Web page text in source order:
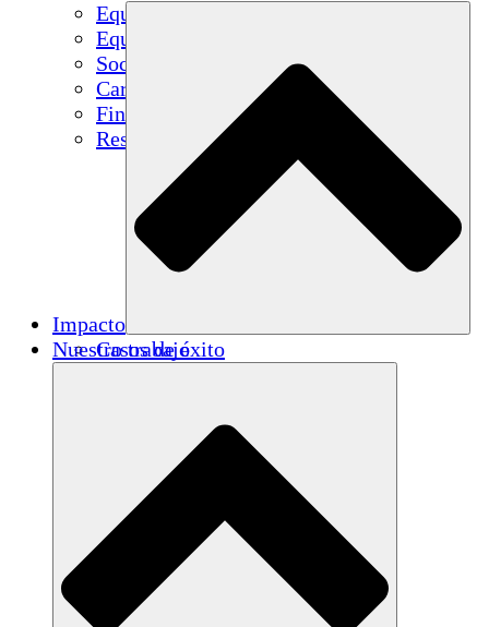
Equipo
Equipo
Socios
Carreras
Finanzas
Resources
Impacto
Casos de éxito
Nuestro trabajo